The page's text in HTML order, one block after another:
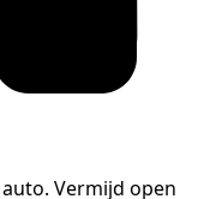
Vermijd open